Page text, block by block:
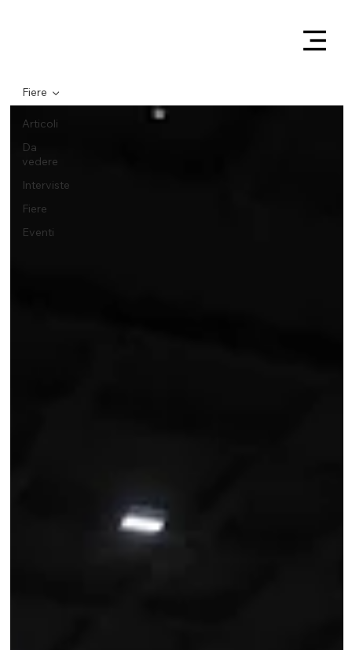
Articoli
Da
vedere
Interviste
Fiere
Eventi
Fiere